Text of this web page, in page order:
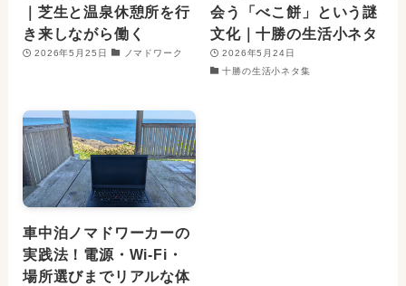
｜芝生と温泉休憩所を行
き来しながら働く
2026年5月25日 ノマドワーク
会う「べこ餅」という謎
文化｜十勝の生活小ネタ
2026年5月24日
十勝の生活小ネタ集
車中泊ノマドワーカーの
実践法！電源・Wi-Fi・
場所選びまでリアルな体